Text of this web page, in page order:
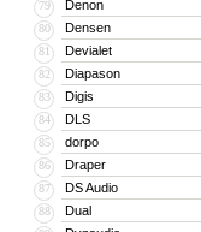
79 Denon
80 Densen
81 Devialet
82 Diapason
83 Digis
84 DLS
85 dorpo
86 Draper
87 DS Audio
88 Dual